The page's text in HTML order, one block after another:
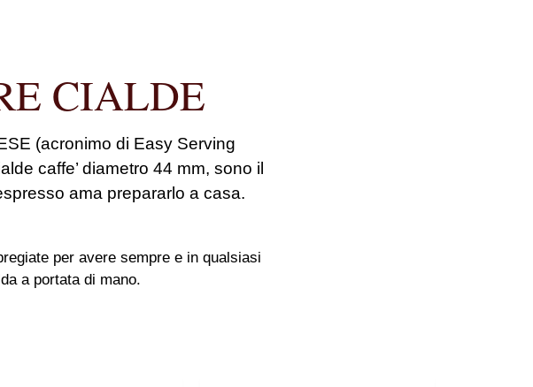
CIALDE
(acronimo di Easy Serving
caffe’ diametro 44 mm, sono il
ama prepararlo a casa.
per avere sempre e in qualsiasi
a portata di mano.